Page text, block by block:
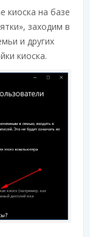
киоска на базе
заходим в
и других
киоска.